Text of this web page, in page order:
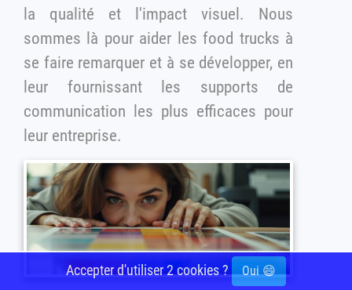
la qualité et l'impact visuel. Nous
sommes là pour aider les food trucks à
se faire remarquer et à se développer, en
leur fournissant les supports de
communication les plus efficaces pour
leur entreprise.
Accepter d'utiliser 2 cookies ? Oui 😄